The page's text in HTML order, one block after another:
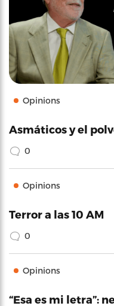
Opinions
Asmáticos y el
0
Opinions
Terror a las 10 AM
0
Opinions
“Esa es mi letra”: